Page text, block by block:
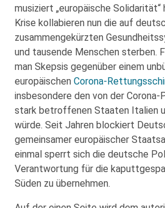
musiziert „europäische Solidarität“
Krise kollabieren nun die auf
zusammengekürzten
und tausende Menschen sterben.
man Skepsis gegenüber einem
europäischen Corona-
insbesondere den von der
stark betroffenen Staaten Italien
würde. Seit Jahren blockiert
gemeinsamer europäischer
einmal sperrt sich die deutsche
Verantwortung für die
Süden zu übernehmen.